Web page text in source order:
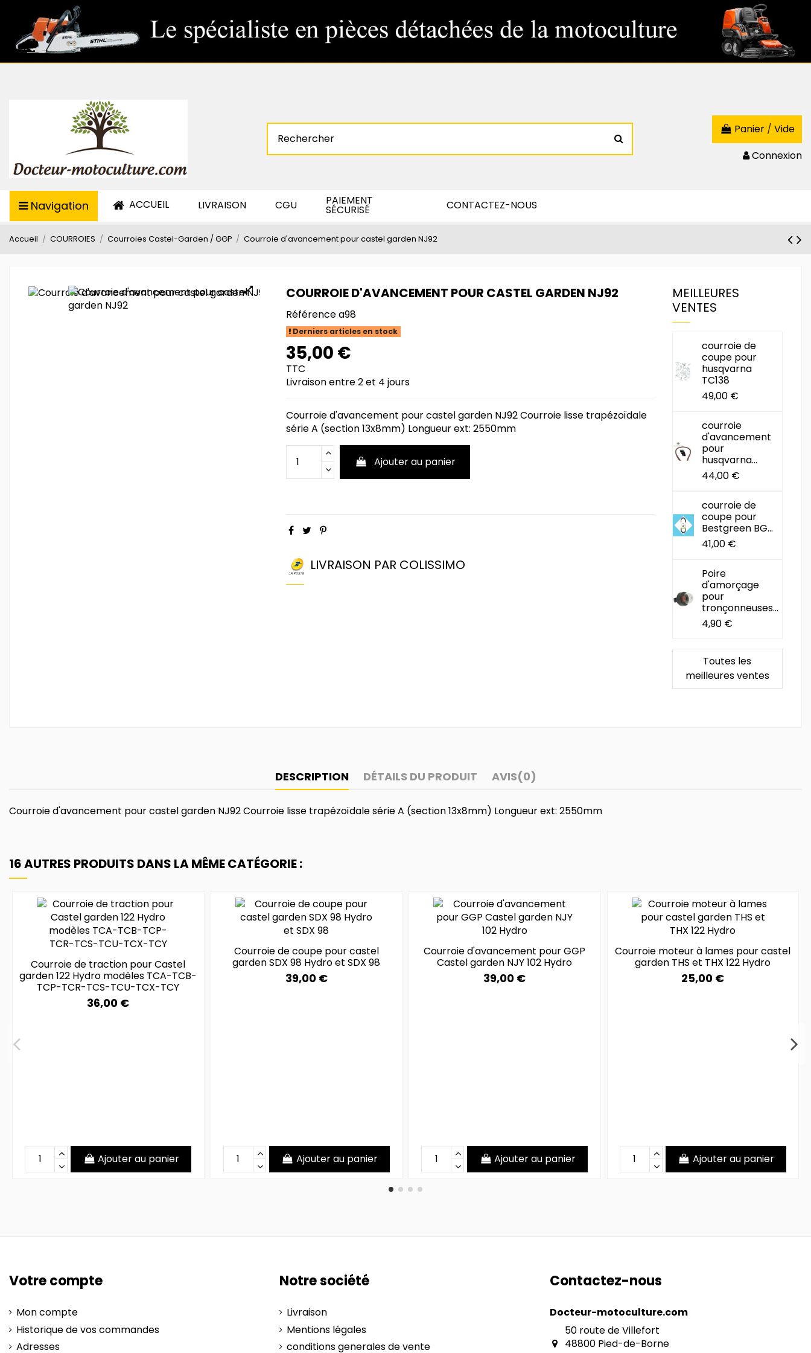
Panier / Vide
Connexion
Navigation ACCUEIL LIVRAISON CGU PAIEMENT
SÉCURISÉ CONTACTEZ-NOUS
Accueil COURROIES Courroies Castel-Garden / GGP Courroie d'avancement pour castel garden NJ92
COURROIE D'AVANCEMENT POUR CASTEL GARDEN NJ92
Référencea98
Derniers articles en stock
35,00 €
TTC
Livraison entre 2 et 4 jours
Courroie d'avancement pour castel garden NJ92 Courroie lisse trapézoïdale
série A (section 13x8mm) Longueur ext: 2550mm
Ajouter au panier
LIVRAISON PAR COLISSIMO
MEILLEURES
VENTES
courroie de
coupe pour
husqvarna
TC138
49,00 €
courroie
d'avancement
pour
husqvarna...
44,00 €
courroie de
coupe pour
Bestgreen BG...
41,00 €
Poire
d'amorçage
pour
tronçonneuses...
4,90 €
Toutes les
meilleures ventes
DESCRIPTION DÉTAILS DU PRODUIT AVIS(0)
Courroie d'avancement pour castel garden NJ92 Courroie lisse trapézoïdale série A (section 13x8mm) Longueur ext: 2550mm
16 AUTRES PRODUITS DANS LA MÊME CATÉGORIE :
Courroie de traction pour Castel
garden 122 Hydro modèles TCA-TCB-
TCP-TCR-TCS-TCU-TCX-TCY
36,00 €
Ajouter au panier
Courroie de coupe pour castel
garden SDX 98 Hydro et SDX 98
39,00 €
Ajouter au panier
Courroie d'avancement pour GGP
Castel garden NJY 102 Hydro
39,00 €
Ajouter au panier
Courroie moteur à lames pour castel
garden THS et THX 122 Hydro
25,00 €
Ajouter au panier
Votre compte
Mon compte
Historique de vos commandes
Adresses
Notre société
Livraison
Mentions légales
conditions generales de vente
Contactez-nous
Docteur-motoculture.com
50 route de Villefort
48800 Pied-de-Borne